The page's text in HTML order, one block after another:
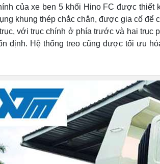
của xe ben 5 khối Hino FC được
khung thép chắc chắn, được gia cố
với trục chính ở phía trước và hai trục
định. Hệ thống treo cũng được tối ưu